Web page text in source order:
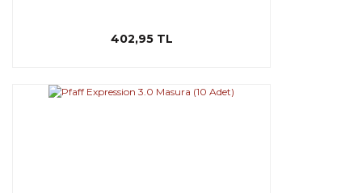
402,95 TL